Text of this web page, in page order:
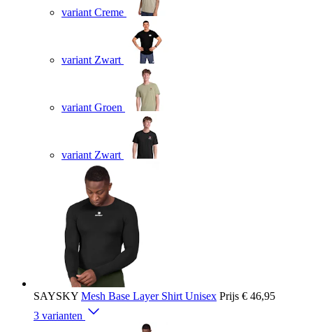
variant Creme
variant Zwart
variant Groen
variant Zwart
SAYSKY Mesh Base Layer Shirt Unisex Prijs € 46,95
3 varianten